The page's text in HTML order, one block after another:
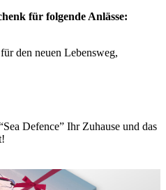
für folgende Anlässe:
den neuen Lebensweg,
Defence” Ihr Zuhause und das